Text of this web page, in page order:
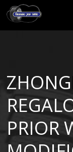
MISURE GOMME
BLOG
SHOP
PRIOR